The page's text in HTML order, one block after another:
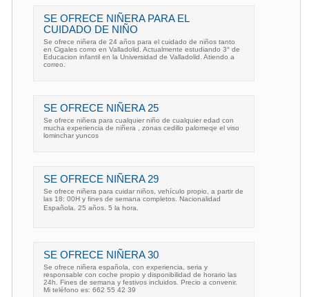
SE OFRECE NIÑERA PARA EL
CUIDADO DE NIÑO
Se ofrece niñera de 24 años para el cuidado de niños tanto
en Cigales como en Valladolid. Actualmente estudiando 3° de
Educacion infantil en la Universidad de Valladolid. Atiendo a
correo.
SE OFRECE NIÑERA 25
Se ofrece niñera para cualquier niño de cualquier edad con
mucha experiencia de niñera , zonas cedillo palomeqe el viso
lominchar yuncos
SE OFRECE NIÑERA 29
Se ofrece niñera para cuidar niños, vehículo propio, a partir de
las 18: 00H y fines de semana completos. Nacionalidad
Española. 25 años. 5 la hora.
SE OFRECE NIÑERA 30
Se ofrece niñera española, con experiencia, seria y
responsable con coche propio y disponibilidad de horario las
24h. Fines de semana y festivos incluidos. Precio a convenir.
Mi teléfono es: 662 55 42 39